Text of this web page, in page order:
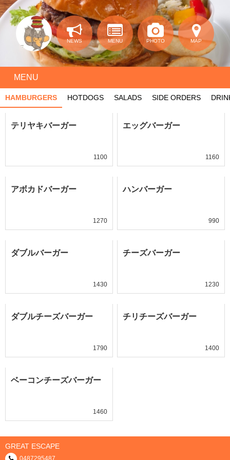
NEWS MENU PHOTO MAP
MENU
HAMBURGERS HOTDOGS SALADS SIDE ORDERS
テリヤキバーガー
1100
エッグバーガー
1160
アボカドバーガー
1270
ハンバーガー
990
ダブルバーガー
1430
チーズバーガー
1230
ダブルチーズバーガー
1790
チリチーズバーガー
1400
ベーコンチーズバーガー
1460
GREAT ESCAPE